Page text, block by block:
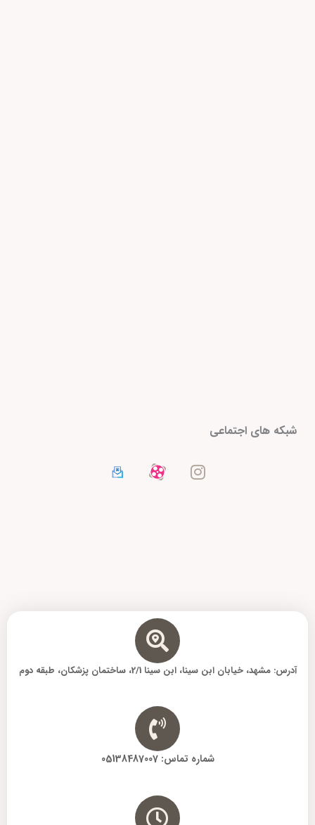
شبکه های اجتماعی
s
t
آدرس: مشهد، خیابان ابن سینا، ابن سینا 2/1، ساختمان پزشکان، طبقه دوم
شماره تماس: 05138487007